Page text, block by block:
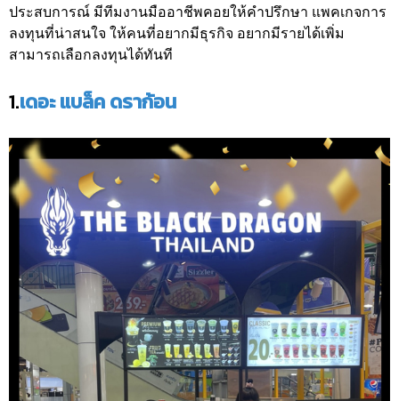
ประสบการณ์ มีทีมงานมืออาชีพคอยให้คำปรึกษา แพคเกจการ
ลงทุนที่น่าสนใจ ให้คนที่อยากมีธุรกิจ อยากมีรายได้เพิ่ม
สามารถเลือกลงทุนได้ทันที
1.เดอะ แบล็ค ดราก้อน